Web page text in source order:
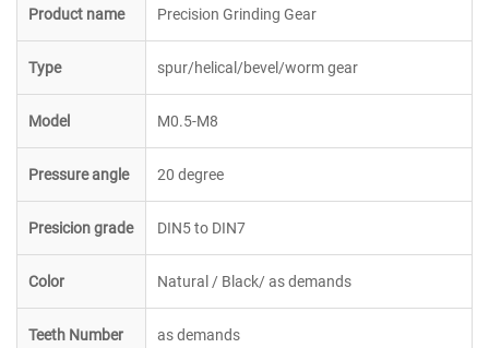
Product name Precision Grinding Gear
Type spur/helical/bevel/worm gear
Model M0.5-M8
Pressure angle 20 degree
Presicion grade DIN5 to DIN7
Color Natural / Black/ as demands
Teeth Number as demands